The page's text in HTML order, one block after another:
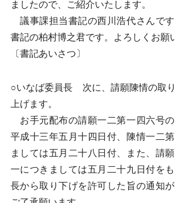
ましたので、ご紹介いたします。
議事課担当書記の西川浩代さんで
書記の柏村博之君です。よろしくお願
〔書記あいさつ〕
○いなば委員長 次に、請願陳情の取
上げます。
お手元配布の請願一二第一四六号
平成十三年五月十四日付、陳情一二
ましては五月二十八日付、また、請
一につきましては五月二十九日付を
長から取り下げを許可した旨の通知が